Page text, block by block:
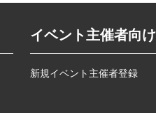
イベント主催者向け
新規イベント主催者登録